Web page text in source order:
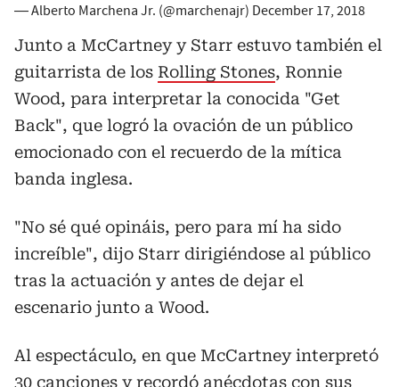
— Alberto Marchena Jr. (@marchenajr) December 17, 2018
Junto a McCartney y Starr estuvo también el
guitarrista de los Rolling Stones, Ronnie
Wood, para interpretar la conocida "Get
Back", que logró la ovación de un público
emocionado con el recuerdo de la mítica
banda inglesa.
"No sé qué opináis, pero para mí ha sido
increíble", dijo Starr dirigiéndose al público
tras la actuación y antes de dejar el
escenario junto a Wood.
Al espectáculo, en que McCartney interpretó
30 canciones y recordó anécdotas con sus